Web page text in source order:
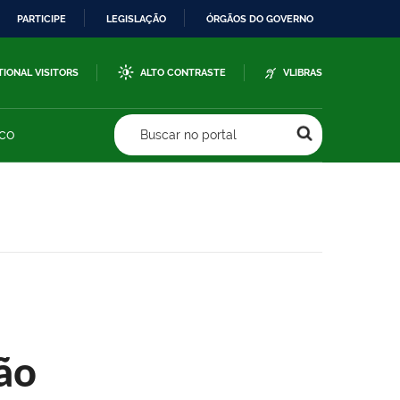
PARTICIPE LEGISLAÇÃO ÓRGÃOS DO GOVERNO
VISITORS ALTO CONTRASTE VLIBRAS
Buscar no portal